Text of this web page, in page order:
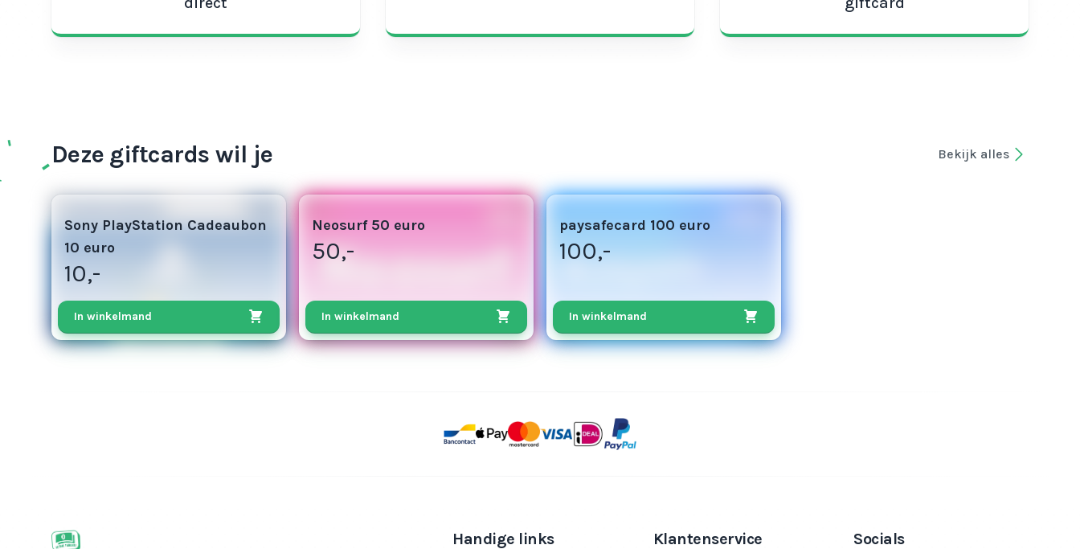
Deze giftcards wil je Bekijk alles
Sony PlayStation Cadeaubon
10 euro
10,-
In winkelmand
Neosurf 50 euro
50,-
In winkelmand
paysafecard 100 euro
100,-
In winkelmand
Handige links Klantenservice Socials